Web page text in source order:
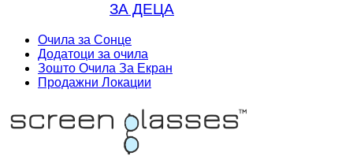
ЗА ДЕЦА
Очила за Сонце
Додатоци за очила
Зошто Очила За Екран
Продажни Локации